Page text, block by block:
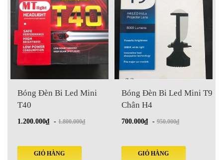
Bóng Đèn Bi Led Mini
T40
1.200.000₫ - 1.800.000₫
GIỎ HÀNG
Bóng Đèn Bi Led Mini T9
Chân H4
700.000₫ - 950.000₫
GIỎ HÀNG